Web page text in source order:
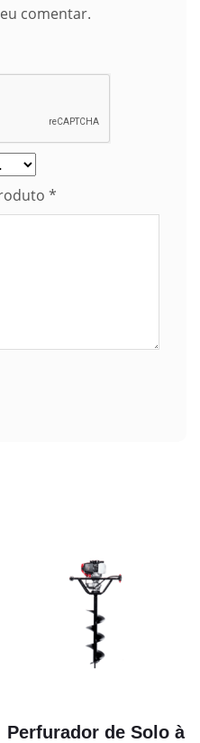
comentar.
*
Perfurador de Solo à